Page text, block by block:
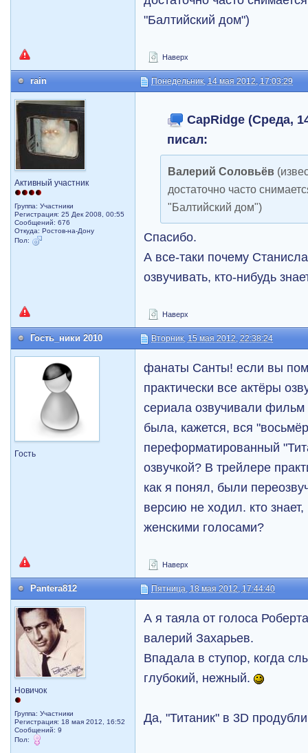
"Балтийский дом")
Наверх
rain Понедельник, 14 мая 2012, 17:03:29
Активный участник
Группа: Участники
Регистрация: 25 Дек 2008, 00:55
Сообщений: 676
Откуда: Ростов-на-Дону
Пол:
CapRidge (Среда,
писал:
Валерий Соловьёв
достаточно часто
"Балтийский дом")
Спасибо.
А все-таки почему
озвучивать, кто-нибудь
Наверх
Гость_ники 2010 Вторник, 15 мая 2012, 22:38:24
Гость
фанаты Санты! если вы
практически все актёры
сериала озвучивали
была, кажется, вся
переформатированный
озвучкой? В трейлере
как я понял, были
версию не ходил. кто
женскими голосами?
Наверх
Pantera812 Пятница, 18 мая 2012, 17:44:40
Новичок
Группа: Участники
Регистрация: 18 мая 2012, 16:52
Сообщений: 9
Пол:
А я таяла от голоса
валерий Захарьев.
Впадала в ступор, когда
глубокий, нежный.
Да, "Титаник" в 3D